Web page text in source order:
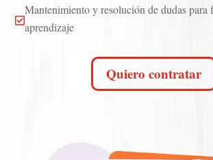

Mantenimiento y resolución de dudas para
aprendizaje
Quiero contratar